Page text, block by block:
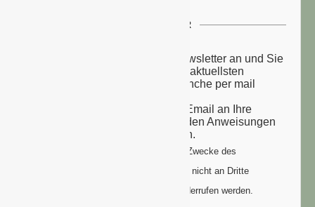
NEWSLETTER
Melden Sie sich zu unserem Newsletter an und Sie
erhalten einmal wöchentlich die aktuellsten
Nachrichten aus der grünen Branche per mail
Sie erhalten eine Bestätigungs-Email an Ihre
Email-Adresse: bitte folgen Sie den Anweisungen
um Ihre Anmeldung zu vollenden.
Ihre Daten werden ausschließlich zum Zwecke des
Newsletters genutzt. Ihre Daten werden nicht an Dritte
weitergegeben und können jederzeit widerrufen werden.